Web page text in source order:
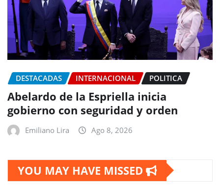
DESTACADAS INTERNACIONAL POLITICA
Abelardo de la Espriella inicia
gobierno con seguridad y orden
Emiliano Lira Ago 8, 2026
YOU MAY HAVE MISSED